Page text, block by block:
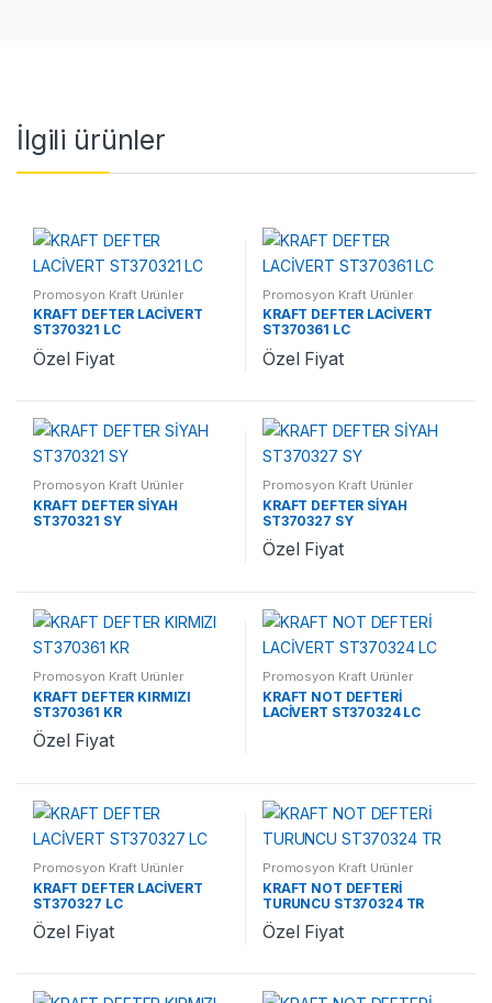
İlgili ürünler
Promosyon Kraft Ürünler
KRAFT DEFTER LACİVERT
ST370321 LC
Özel Fiyat
Promosyon Kraft Ürünler
KRAFT DEFTER LACİVERT
ST370361 LC
Özel Fiyat
Promosyon Kraft Ürünler
KRAFT DEFTER SİYAH
ST370321 SY
Promosyon Kraft Ürünler
KRAFT DEFTER SİYAH
ST370327 SY
Özel Fiyat
Promosyon Kraft Ürünler
KRAFT DEFTER KIRMIZI
ST370361 KR
Özel Fiyat
Promosyon Kraft Ürünler
KRAFT NOT DEFTERİ
LACİVERT ST370324 LC
Promosyon Kraft Ürünler
KRAFT DEFTER LACİVERT
ST370327 LC
Özel Fiyat
Promosyon Kraft Ürünler
KRAFT NOT DEFTERİ
TURUNCU ST370324 TR
Özel Fiyat